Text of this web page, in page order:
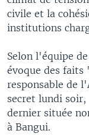
civile et la
institutions
Selon l'équipe
évoque des
responsable de
secret lundi soir,
dernier située
à Bangui.